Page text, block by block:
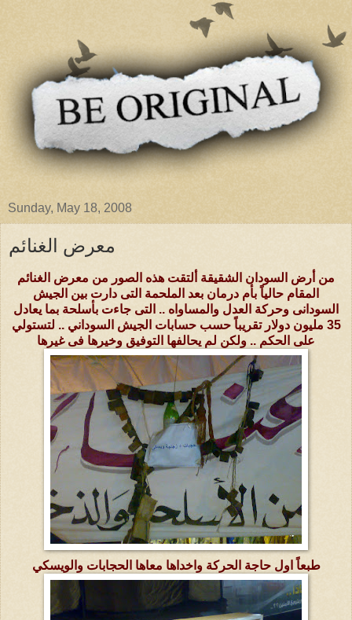
Sunday, May 18, 2008
معرض الغنائم
من أرض السودان الشقيقة ألتقت هذه الصور من معرض الغنائم
المقام حالياً بأم درمان بعد الملحمة التى دارت بين الجيش
السودانى وحركة العدل والمساواه .. التى جاءت بأسلحة بما يعادل
35 مليون دولار تقريباً حسب حسابات الجيش السوداني .. لتستولي
على الحكم .. ولكن لم يحالفها التوفيق وخيرها فى غيرها
طبعاً اول حاجة الحركة واخداها معاها الحجابات والويسكي